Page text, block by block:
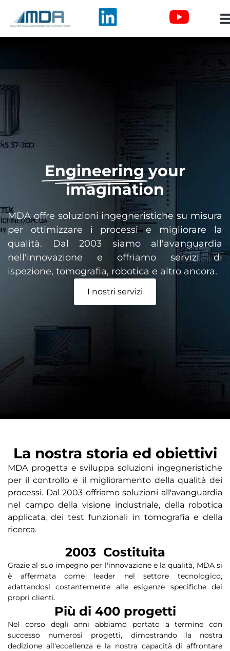
Engineering your
imagination
MDA offre soluzioni ingegneristiche su misura
per ottimizzare i processi e migliorare la
qualità. Dal 2003 siamo all'avanguardia
nell'innovazione e offriamo servizi di
ispezione, tomografia, robotica e altro ancora.
I nostri servizi
La nostra storia ed obiettivi
MDA progetta e sviluppa soluzioni ingegneristiche
per il controllo e il miglioramento della qualità dei
processi. Dal 2003 offriamo soluzioni all'avanguardia
nel campo della visione industriale, della robotica
applicata, dei test funzionali in tomografia e della
ricerca.
2003 Costituita
Grazie al suo impegno per l'innovazione e la qualità, MDA si
è affermata come leader nel settore tecnologico,
adattandosi costantemente alle esigenze specifiche dei
propri clienti.
Più di 400 progetti
Nel corso degli anni abbiamo portato a termine con
successo numerosi progetti, dimostrando la nostra
dedizione all'eccellenza e la nostra capacità di affrontare